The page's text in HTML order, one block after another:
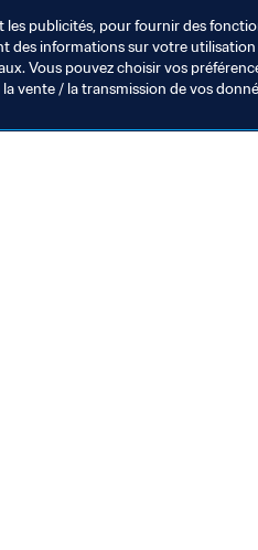
publicités, pour fournir des
des informations sur votre
Vous pouvez choisir vos
vente / la transmission de vos